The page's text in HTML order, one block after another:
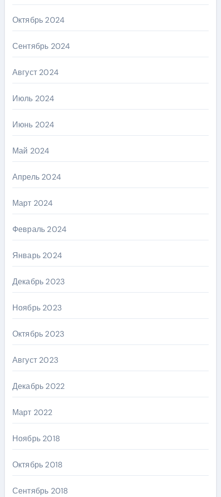
Октябрь 2024
Сентябрь 2024
Август 2024
Июль 2024
Июнь 2024
Май 2024
Апрель 2024
Март 2024
Февраль 2024
Январь 2024
Декабрь 2023
Ноябрь 2023
Октябрь 2023
Август 2023
Декабрь 2022
Март 2022
Ноябрь 2018
Октябрь 2018
Сентябрь 2018